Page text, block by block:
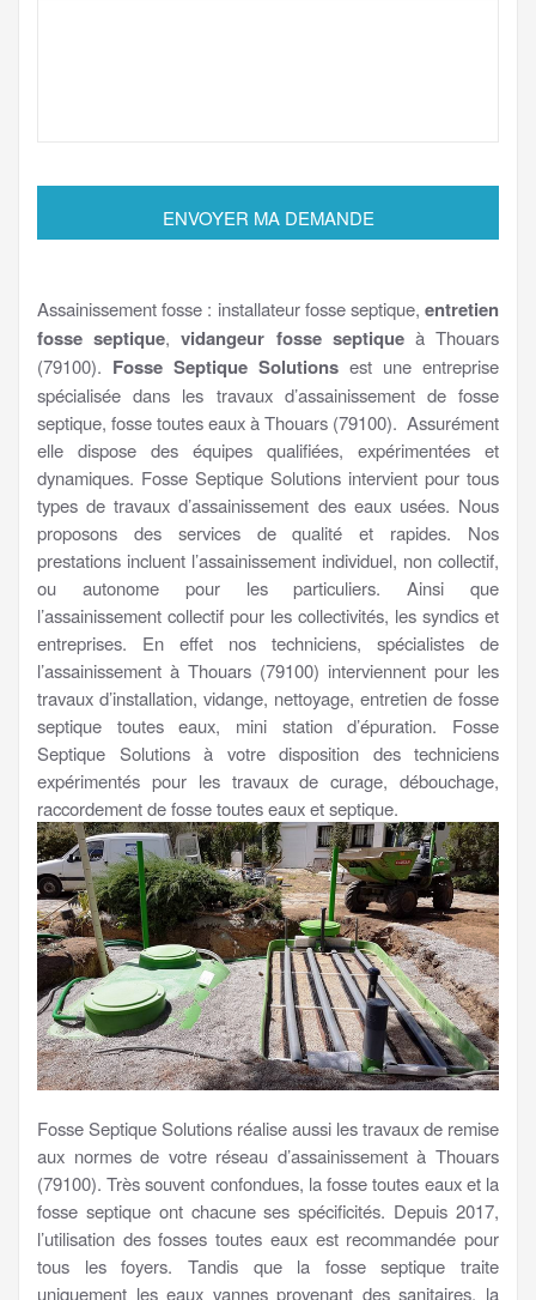
Assainissement fosse : installateur fosse septique, entretien
fosse septique,vidangeur fosse septiqueà Thouars
(79100). Fosse Septique Solutions est une entreprise
spécialisée dans les travaux d’assainissement de fosse
septique, fosse toutes eaux à Thouars (79100). Assurément
elle dispose des équipes qualifiées, expérimentées et
dynamiques. Fosse Septique Solutions intervient pour tous
types de travaux d’assainissement des eaux usées. Nous
proposons des services de qualité et rapides. Nos
prestations incluent l’assainissement individuel, non collectif,
ou autonome pour les particuliers. Ainsi que
l’assainissement collectif pour les collectivités, les syndics et
entreprises. En effet nos techniciens, spécialistes de
l’assainissement à Thouars (79100) interviennent pour les
travaux d’installation, vidange, nettoyage, entretien de fosse
septique toutes eaux, mini station d’épuration. Fosse
Septique Solutions à votre disposition des techniciens
expérimentés pour les travaux de curage, débouchage,
raccordement de fosse toutes eaux et septique.
Fosse Septique Solutions réalise aussi les travaux de remise
aux normes de votre réseau d’assainissement à Thouars
(79100). Très souvent confondues, la fosse toutes eaux et la
fosse septique ont chacune ses spécificités. Depuis 2017,
l’utilisation des fosses toutes eaux est recommandée pour
tous les foyers. Tandis que la fosse septique traite
uniquement les eaux vannes provenant des sanitaires, la